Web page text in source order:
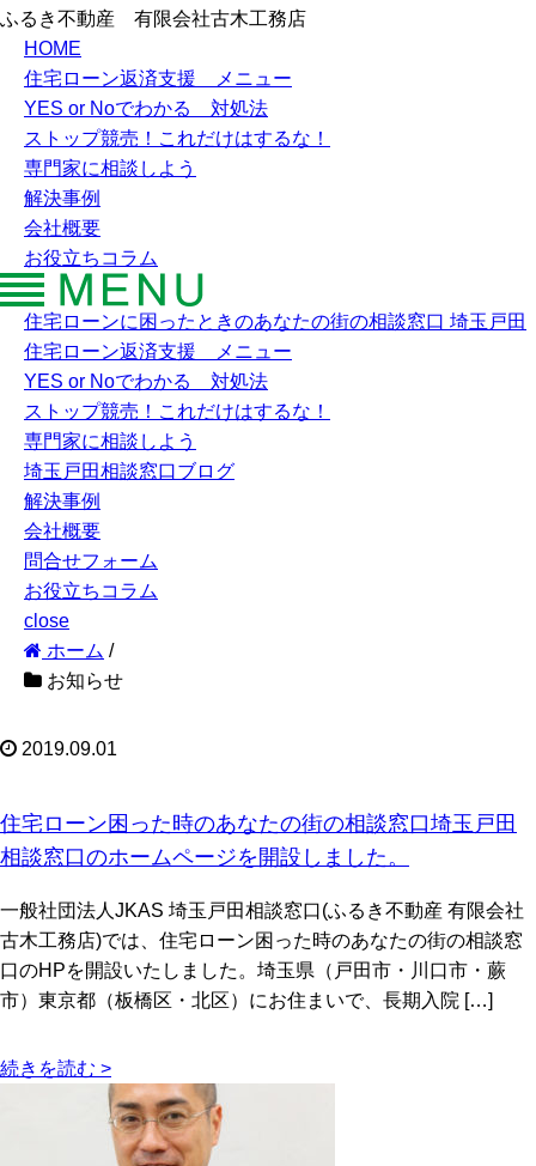
ふるき不動産 有限会社古木工務店
HOME
住宅ローン返済支援 メニュー
YES or Noでわかる 対処法
ストップ競売！これだけはするな！
専門家に相談しよう
解決事例
会社概要
お役立ちコラム
住宅ローンに困ったときのあなたの街の相談窓口 埼玉戸田
住宅ローン返済支援 メニュー
YES or Noでわかる 対処法
ストップ競売！これだけはするな！
専門家に相談しよう
埼玉戸田相談窓口ブログ
解決事例
会社概要
問合せフォーム
お役立ちコラム
close
ホーム /
お知らせ
2019.09.01
住宅ローン困った時のあなたの街の相談窓口埼玉戸田
相談窓口のホームページを開設しました。
一般社団法人JKAS 埼玉戸田相談窓口(ふるき不動産 有限会社
古木工務店)では、住宅ローン困った時のあなたの街の相談窓
口のHPを開設いたしました。埼玉県（戸田市・川口市・蕨
市）東京都（板橋区・北区）にお住まいで、長期入院 […]
続きを読む >